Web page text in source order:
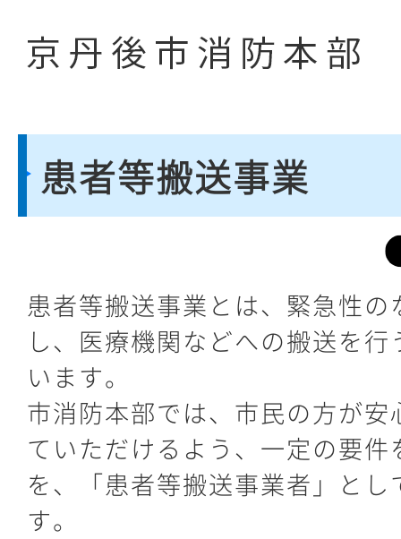
患者等搬送事業
患者等搬送事業とは、緊急性
し、医療機関などへの搬送を
います。
市消防本部では、市民の方が
ていただけるよう、一定の要
を、「患者等搬送事業者」と
す。